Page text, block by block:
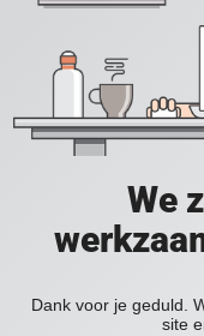
We
Dank voor je geduld.
site